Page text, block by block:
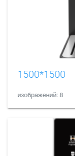
1500*1500
изображений: 8